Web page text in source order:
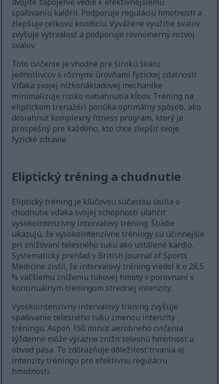
spaľovaniu kalórií. Podporuje reguláciu hmotnosti a
zlepšuje celkovú kondíciu. Vyvážené využitie svalov
zvyšuje vytrvalosť a podporuje rovnomerný rozvoj
svalov.
Toto cvičenie je vhodné pre širokú škálu
jednotlivcov s rôznymi úrovňami fyzickej zdatnosti.
Vďaka svojej nízkonákladovej mechanike
minimalizuje riziko natiahnutia kĺbov. Tréning na
eliptickom trenažéri ponúka optimálny spôsob, ako
dosiahnuť komplexný fitness program, ktorý je
prospešný pre každého, kto chce zlepšiť svoje
fyzické zdravie.
Eliptický tréning a chudnutie
Eliptický tréning je kľúčovou súčasťou úsilia o
chudnutie vďaka svojej schopnosti uľahčiť
vysokointenzívny intervalový tréning. Štúdie
ukazujú, že vysokointenzívne tréningy sú účinnejšie
pri znižovaní telesného tuku ako ustálené kardio.
Systematický prehľad v British Journal of Sports
Medicine zistil, že intervalový tréning viedol k o 28,5
% väčšiemu zníženiu tukovej hmoty v porovnaní s
kontinuálnym tréningom strednej intenzity.
Vysokointenzívny intervalový tréning zvyšuje
spaľovanie telesného tuku zmenou intenzity
tréningu. Aspoň 150 minút aeróbneho cvičenia
týždenne môže výrazne znížiť telesnú hmotnosť a
obvod pása. To zdôrazňuje dôležitosť trvania aj
intenzity tréningu pre efektívnu reguláciu
hmotnosti.